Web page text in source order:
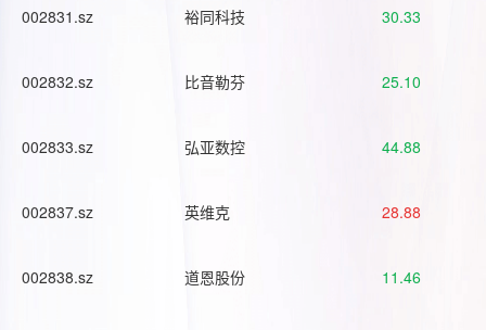
002831.sz 裕同科技 30.33
002832.sz 比音勒芬 25.10
002833.sz 弘亚数控 44.88
002837.sz 英维克 28.88
002838.sz 道恩股份 11.46